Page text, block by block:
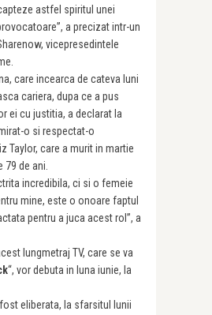
astfel spiritul unei
a precizat intr-un
vicepresedintele
care incearca de cateva luni
cariera, dupa ce a pus
ei cu justitia, a declarat la
o si respectat-o
Taylor, care a murit in martie
79 de ani.
incredibila, ci si o femeie
mine, este o onoare faptul
pentru a juca acest rol”, a
lungmetraj TV, care se va
“, vor debuta in luna iunie, la
fost eliberata, la sfarsitul lunii